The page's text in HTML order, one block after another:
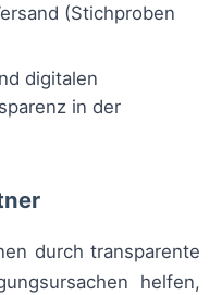
(Stichproben
digitalen
in der
durch transparente
helfen,